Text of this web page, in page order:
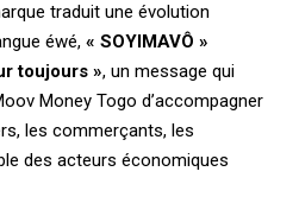
traduit une évolution
éwé, « SOYIMAVÔ »
toujours », un message qui
Money Togo d’accompagner
les commerçants, les
des acteurs économiques